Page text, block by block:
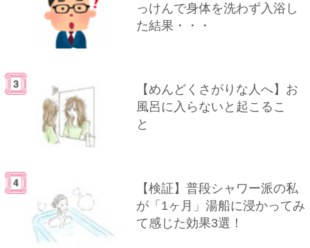
っけんで身体を洗わず入浴し
た結果・・・
【めんどくさがりな人へ】お
風呂に入らないと起こるこ
と
【検証】普段シャワー派の私
が「1ヶ月」湯船に浸かってみ
て感じた効果3選！